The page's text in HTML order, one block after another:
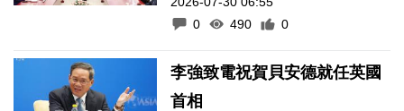
0
490 0
李強致電祝賀貝安德就任英國
首相